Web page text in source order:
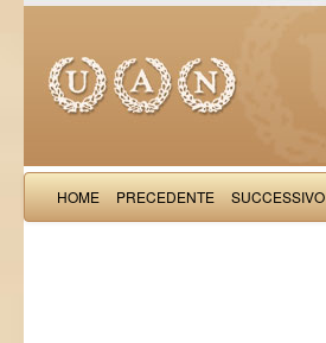
HOME PRECEDENTE SUCCESSIVO